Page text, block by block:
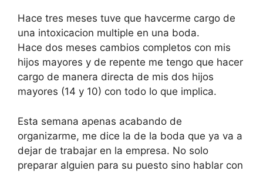
Hace tres meses tuve que havcerme cargo de
una intoxicacion multiple en una boda.
Hace dos meses cambios completos con mis
hijos mayores y de repente me tengo que hacer
cargo de manera directa de mis dos hijos
mayores (14 y 10) con todo lo que implica.
Esta semana apenas acabando de
organizarme, me dice la de la boda que ya va a
dejar de trabajar en la empresa. No solo
preparar alguien para su puesto sino hablar con